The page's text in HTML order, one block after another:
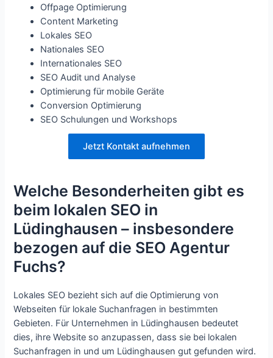
Offpage Optimierung
Content Marketing
Lokales SEO
Nationales SEO
Internationales SEO
SEO Audit und Analyse
Optimierung für mobile Geräte
Conversion Optimierung
SEO Schulungen und Workshops
Jetzt Kontakt aufnehmen
Welche Besonderheiten gibt es
beim lokalen SEO in
Lüdinghausen – insbesondere
bezogen auf die SEO Agentur
Fuchs?
Lokales SEO bezieht sich auf die Optimierung von
Webseiten für lokale Suchanfragen in bestimmten
Gebieten. Für Unternehmen in Lüdinghausen bedeutet
dies, ihre Website so anzupassen, dass sie bei lokalen
Suchanfragen in und um Lüdinghausen gut gefunden wird.